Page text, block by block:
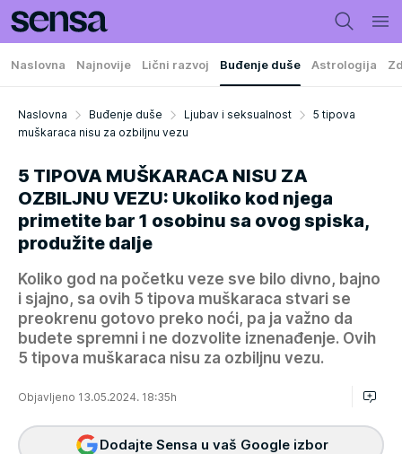
Naslovna Najnovije Lični razvoj Buđenje duše Astrologija
Naslovna Buđenje duše Ljubav i seksualnost
5 tipova
muškaraca nisu za ozbiljnu vezu
5 TIPOVA MUŠKARACA NISU ZA
OZBILJNU VEZU: Ukoliko kod njega
primetite bar 1 osobinu sa ovog spiska,
produžite dalje
Koliko god na početku veze sve bilo divno, bajno
i sjajno, sa ovih 5 tipova muškaraca stvari se
preokrenu gotovo preko noći, pa ja važno da
budete spremni i ne dozvolite iznenađenje. Ovih
5 tipova muškaraca nisu za ozbiljnu vezu.
Objavljeno 13.05.2024. 18:35h
Dodajte Sensa u vaš Google izbor